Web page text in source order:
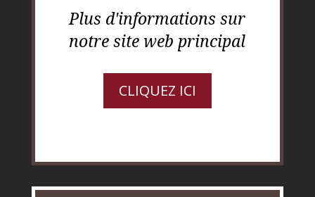
Plus d'informations sur
notre site web principal
CLIQUEZ ICI